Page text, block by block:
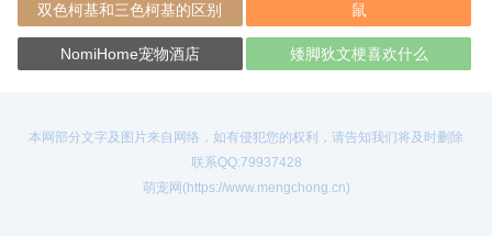
双色柯基和三色柯基的区别 鼠
NomiHome宠物酒店 矮脚狄文梗喜欢什么
本网部分文字及图片来自网络，如有侵犯您的权利，请告知我们将及时删除
联系QQ:79937428
萌宠网(https://www.mengchong.cn)